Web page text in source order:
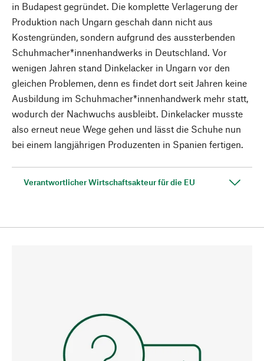
in Budapest gegründet. Die komplette Verlagerung der
Produktion nach Ungarn geschah dann nicht aus
Kostengründen, sondern aufgrund des aussterbenden
Schuhmacher*innenhandwerks in Deutschland. Vor
wenigen Jahren stand Dinkelacker in Ungarn vor den
gleichen Problemen, denn es findet dort seit Jahren keine
Ausbildung im Schuhmacher*innenhandwerk mehr statt,
wodurch der Nachwuchs ausbleibt. Dinkelacker musste
also erneut neue Wege gehen und lässt die Schuhe nun
bei einem langjährigen Produzenten in Spanien fertigen.
Verantwortlicher Wirtschaftsakteur für die EU